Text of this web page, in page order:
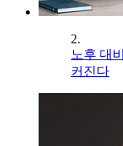
2.
노후 대
커진다